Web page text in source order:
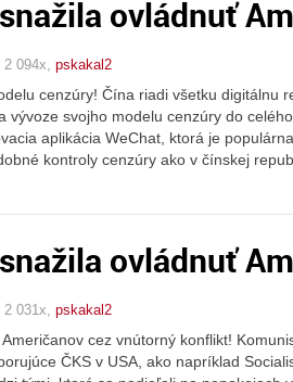
ovládnuť
094x, pskakal2
cenzúry! Čína riadi všetku digitálnu
vývoze svojho modelu cenzúry do
aplikácia WeChat, ktorá je
kontroly cenzúry ako v čínskej
ovládnuť
031x, pskakal2
cez vnútorný konflikt!
ČKS v USA, ako napríklad